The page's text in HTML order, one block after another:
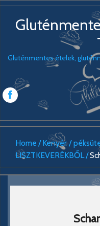
Gluténmentes ételek,
Home Kenyér /
LISZTKEVERÉKBŐL